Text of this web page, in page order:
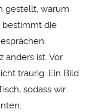
gestellt, warum
bestimmt die
anders ist. Vor
traurig. Ein Bild
sodass wir